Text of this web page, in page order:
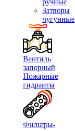
ручные
Затворы
чугунные
Вентиль
запорный
Пожарные
гидранты
Фильтры-